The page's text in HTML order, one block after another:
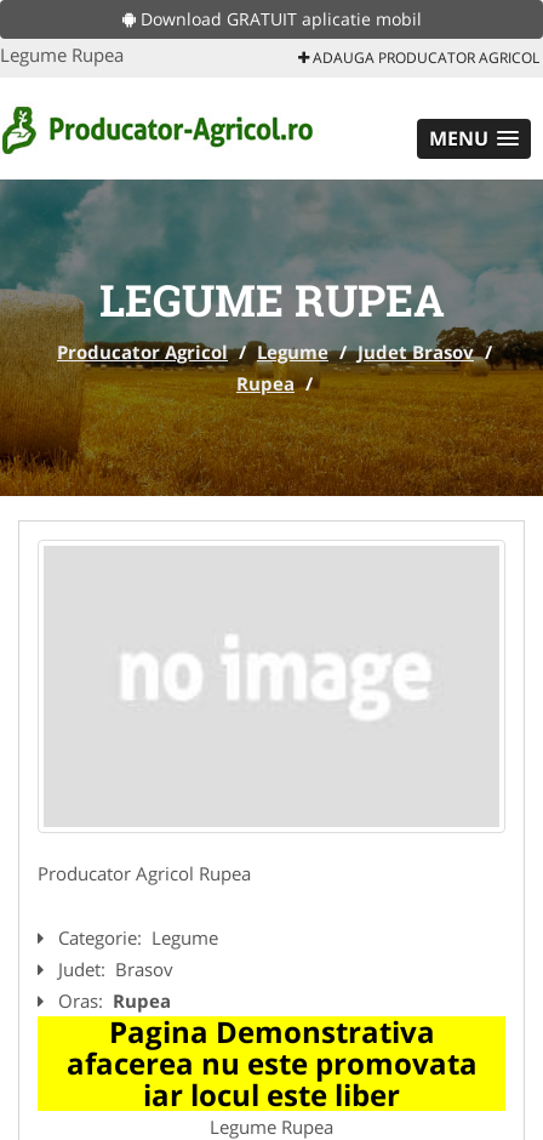
Download GRATUIT aplicatie mobil
Legume Rupea ADAUGA PRODUCATOR AGRICOL
MENU
LEGUME RUPEA
Producator Agricol / Legume / Judet Brasov /
Rupea /
Producator Agricol Rupea
Categorie: Legume
Judet: Brasov
Oras: Rupea
Pagina Demonstrativa
afacerea nu este promovata
iar locul este liber
Legume Rupea